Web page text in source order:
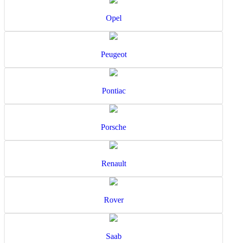
Opel
Peugeot
Pontiac
Porsche
Renault
Rover
Saab